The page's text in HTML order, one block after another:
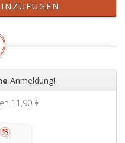
Anmeldung!
11,90 €